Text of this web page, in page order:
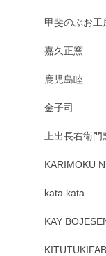
甲斐のぶお工
嘉久正窯
鹿児島睦
金子司
上出長右衛門
KARIMOKU
kata kata
KAY